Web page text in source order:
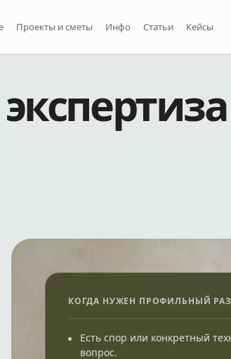
Проекты и сметы Инфо Статьи Кейсы
КОГДА НУЖЕН ПРОФИЛЬНЫЙ
Есть спор или конкретный
вопрос.